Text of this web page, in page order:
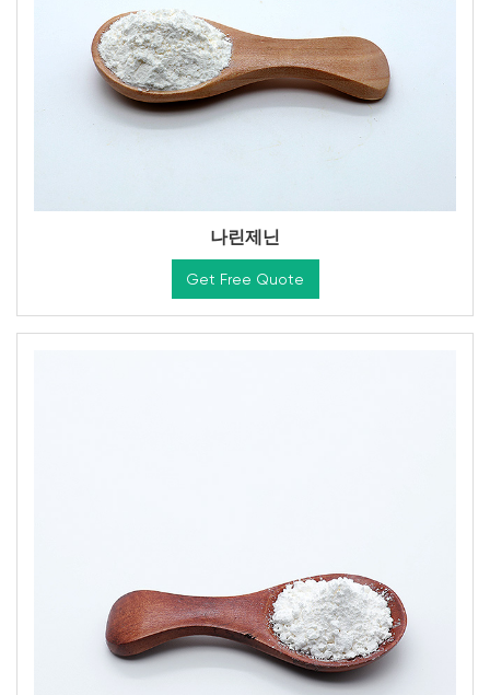
나린제닌
Get Free Quote